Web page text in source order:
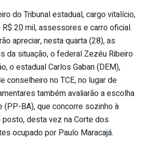
do Tribunal estadual, cargo vitalício,
20 mil, assessores e carro oficial.
apreciar, nesta quarta (28), as
da situação, o federal Zezéu Ribeiro
o estadual Carlos Gaban (DEM),
conselheiro no TCE, no lugar de
também avaliarão a escolha
(PP-BA), que concorre sozinho à
desta vez na Corte dos
ocupado por Paulo Maracajá.